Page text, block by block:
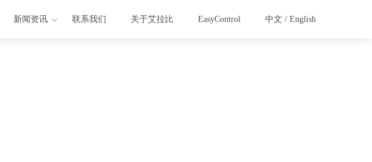
新闻资讯 联系我们 关于艾拉比 EasyControl 中文 / English